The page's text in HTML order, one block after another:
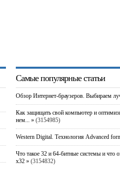
Самые популярные статьи
Обзор Интернет-браузеров. Выбираем
Как защищать свой компьютер и
нем... » (3154985)
Western Digital. Технология Advanced
Что такое 32 и 64-битные системы и что
x32 » (3154832)